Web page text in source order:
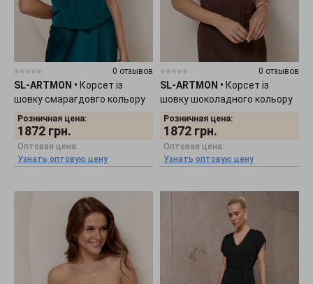
0 отзывов
SL-ARTMON • Корсет із
шовку смарагдовго кольору
588.3
Розничная цена:
1872 грн.
Оптовая цена:
Узнать оптовую цену
0 отзывов
SL-ARTMON • Корсет із
шовку шоколадного кольору
588.2
Розничная цена:
1872 грн.
Оптовая цена:
Узнать оптовую цену